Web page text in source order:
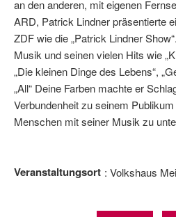
an den anderen, mit eigenen
ARD, Patrick Lindner präsentierte
ZDF wie die „Patrick Lindner
Musik und seinen vielen Hits wie
„Die kleinen Dinge des Lebens“,
„All“ Deine Farben machte er
Verbundenheit zu seinem
Menschen mit seiner Musik zu
Veranstaltungsort Volkshaus